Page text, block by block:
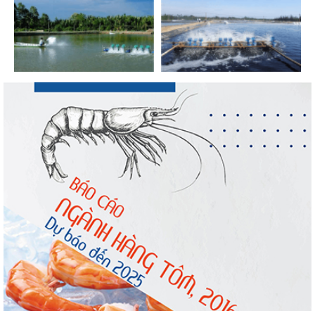
VASEP chào đón Công ty Cổ phần Thương
mại Sim Ba gia nhập...
Nhập khẩu tôm của Mỹ phục hồi trong
tháng 5/2026
Trung Quốc tăng mạnh nhập khẩu mực,
trong khi nguồn cung...
Điểm tin thủy sản thế giới ngày 3/8/2026